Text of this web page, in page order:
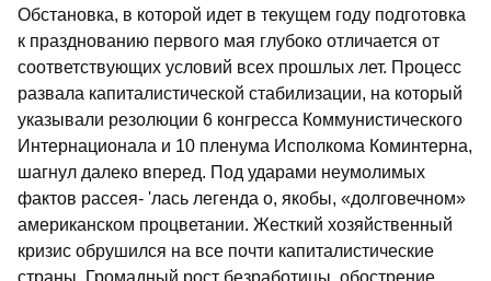
Обстановка, в которой идет в текущем году подготовка
к празднованию первого мая глубоко отличается от
соответствующих условий всех прошлых лет. Процесс
развала капиталистической стабилизации, на который
указывали резолюции 6 конгресса Коммунистическо­го
Интернационала и 10 пленума Испол­кома Коминтерна,
шагнул далеко вперед. Под ударами неумолимых
фактов рассея- 'лась легенда о, якобы, «долговечном»
американском процветании. Жесткий хо­зяйственный
кризис обрушился на все по­чти капиталистические